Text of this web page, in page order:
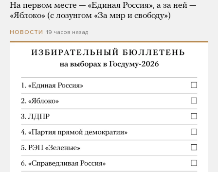
На первом месте — «Единая Россия», а за ней —
«Яблоко» (с лозунгом «За мир и свободу»)
НОВОСТИ 19 часов назад